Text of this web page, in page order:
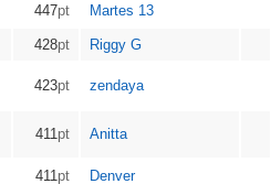
447pt Martes 13
428pt Riggy G
423pt zendaya
411 pt Anitta
411 pt Denver